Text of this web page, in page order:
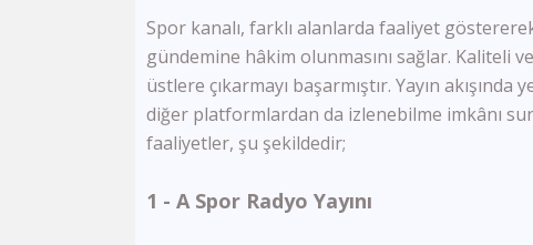
Spor kanalı, farklı alanlarda faaliyet
gündemine hâkim olunmasını sağlar. Kaliteli
üstlere çıkarmayı başarmıştır. Yayın
diğer platformlardan da izlenebilme imkânı
faaliyetler, şu şekildedir;
1 - A Spor Radyo Yayını